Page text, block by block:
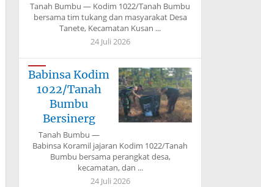
Tanah Bumbu — Kodim 1022/Tanah Bumbu
bersama tim tukang dan masyarakat Desa
Tanete, Kecamatan Kusan ...
24 Juli 2026
Babinsa Kodim
1022/Tanah
Bumbu
Bersinerg
Tanah Bumbu —
Babinsa Koramil jajaran Kodim 1022/Tanah
Bumbu bersama perangkat desa,
kecamatan, dan ...
24 Juli 2026